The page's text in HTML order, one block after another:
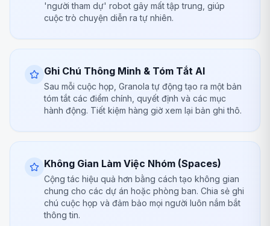
'người tham dự' robot gây mất tập trung, giúp
cuộc trò chuyện diễn ra tự nhiên.
Ghi Chú Thông Minh & Tóm Tắt AI
Sau mỗi cuộc họp, Granola tự động tạo ra một bản
tóm tắt các điểm chính, quyết định và các mục
hành động. Tiết kiệm hàng giờ xem lại bản ghi thô.
Không Gian Làm Việc Nhóm (Spaces)
Cộng tác hiệu quả hơn bằng cách tạo không gian
chung cho các dự án hoặc phòng ban. Chia sẻ ghi
chú cuộc họp và đảm bảo mọi người luôn nắm bắt
thông tin.